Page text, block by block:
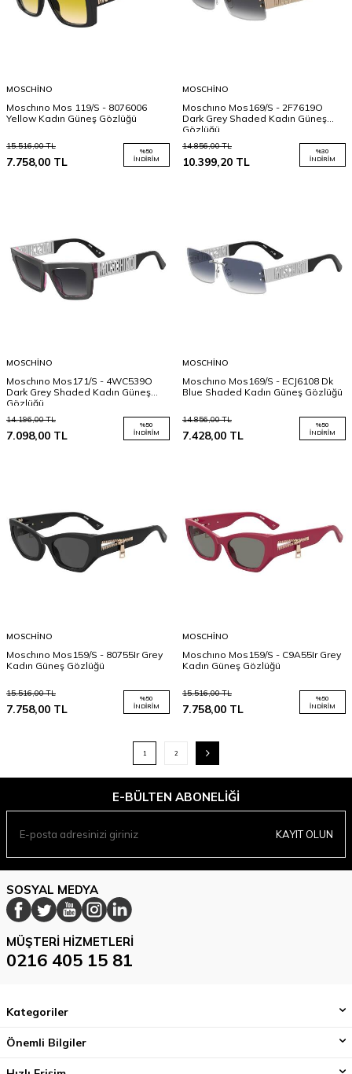
MOSCHINO
Moschıno Mos 119/S - 8076006
Yellow Kadın Güneş Gözlüğü
15.516,00TL
7.758,00 TL
%50
İNDIRIM
MOSCHINO
Moschıno Mos169/S - 2F7619O
Dark Grey Shaded Kadın Güneş
Gözlüğü
14.856,00TL
10.399,20 TL
%30
İNDIRIM
MOSCHINO
Moschıno Mos171/S - 4WC539O
Dark Grey Shaded Kadın Güneş
Gözlüğü
14.196,00TL
7.098,00 TL
%50
İNDIRIM
MOSCHINO
Moschıno Mos169/S - ECJ6108 Dk
Blue Shaded Kadın Güneş Gözlüğü
14.856,00TL
7.428,00 TL
%50
İNDIRIM
MOSCHINO
Moschıno Mos159/S - 80755Ir Grey
Kadın Güneş Gözlüğü
15.516,00TL
7.758,00 TL
%50
İNDIRIM
MOSCHINO
Moschıno Mos159/S - C9A55Ir Grey
Kadın Güneş Gözlüğü
15.516,00TL
7.758,00 TL
%50
İNDIRIM
1 2
E-BÜLTEN ABONELIĞI
KAYIT OLUN
SOSYAL MEDYA
MÜŞTERI HIZMETLERI
0216 405 15 81
Kategoriler
Önemli Bilgiler